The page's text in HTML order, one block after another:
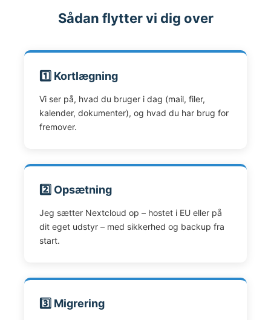
Sådan flytter vi dig over
1️⃣ Kortlægning
Vi ser på, hvad du bruger i dag (mail, filer,
kalender, dokumenter), og hvad du har brug for
fremover.
2️⃣ Opsætning
Jeg sætter Nextcloud op – hostet i EU eller på
dit eget udstyr – med sikkerhed og backup fra
start.
3️⃣ Migrering